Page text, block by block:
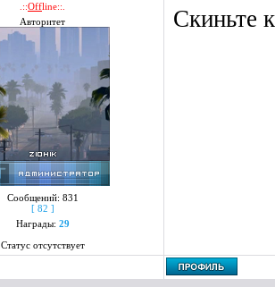
.::Offline::.
Авторитет
Сообщений: 831
[ 82 ]
Награды: 29
Статус отсутствует
Скиньте